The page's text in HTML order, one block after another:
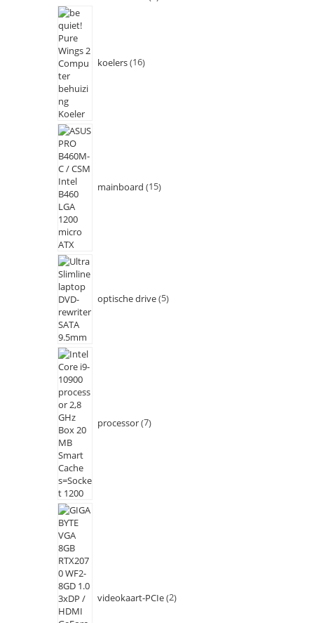
koelers 16
mainboard 15
optische drive 5
processor 7
videokaart-PCIe 2